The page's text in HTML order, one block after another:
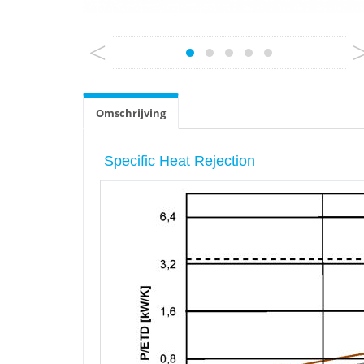
<
Omschrijving
Specific Heat Rejection